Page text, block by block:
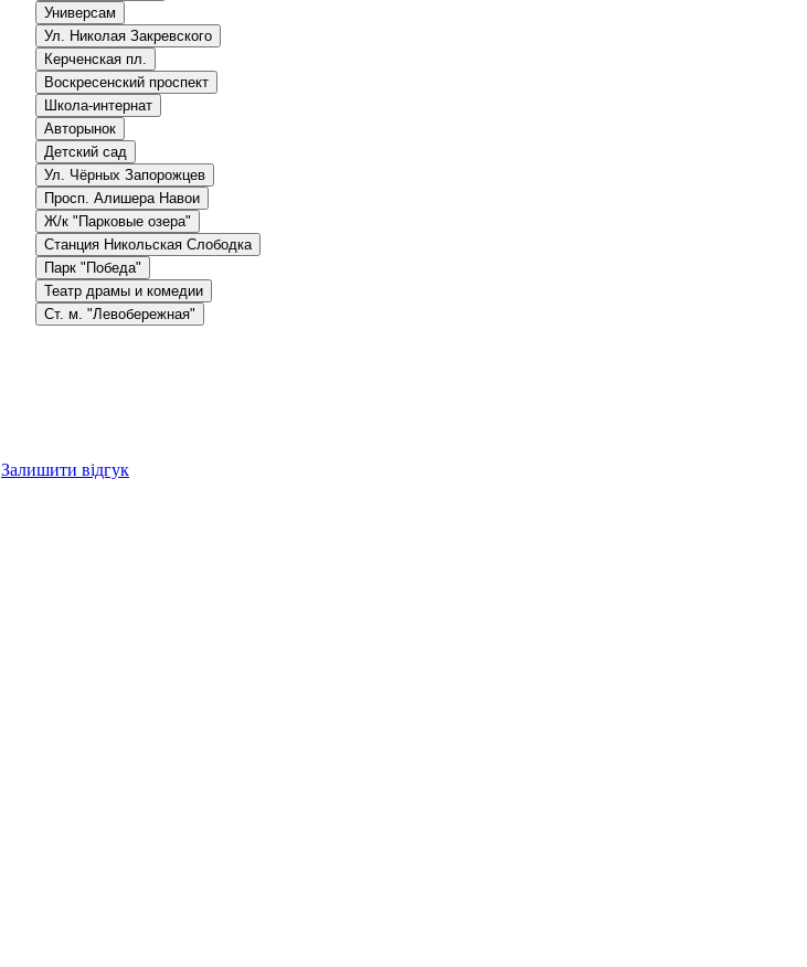
Универсам
Ул. Николая Закревского
Керченская пл.
Воскресенский проспект
Школа-интернат
Авторынок
Детский сад
Ул. Чёрных Запорожцев
Просп. Алишера Навои
Ж/к "Парковые озера"
Станция Никольская Слободка
Парк "Победа"
Театр драмы и комедии
Ст. м. "Левобережная"
Залишити відгук